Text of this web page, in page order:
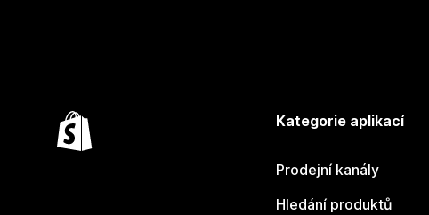
Kategorie aplikací
Prodejní kanály
Hledání produktů